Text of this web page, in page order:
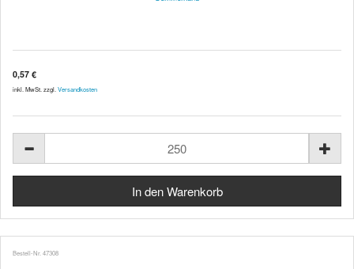
0,57 €
inkl. MwSt. zzgl. Versandkosten
Bestell-Nr. 47308